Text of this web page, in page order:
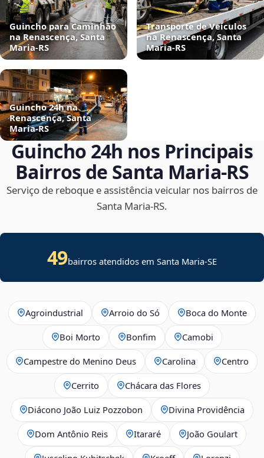
Guincho para Caminhão
na Renascença, Santa
Maria‑RS
Transporte de Veículos
na Renascença, Santa
Maria‑RS
Guincho 24h na
Renascença, Santa
Maria‑RS
Guincho 24h nos Principais
Bairros de Santa Maria‑RS
Serviço de reboque e assistência veicular nos bairros de
Santa Maria‑RS.
49bairros atendidos em Santa Maria-SE
Agroindustrial Arroio do Só Boca do Monte
Boi Morto Bonfim Camobi
Campestre do Menino Deus Carolina Centro
Cerrito Chácara das Flores
Diácono João Luiz Pozzobon Divina Providência
Dom Antônio Reis Itararé João Goulart